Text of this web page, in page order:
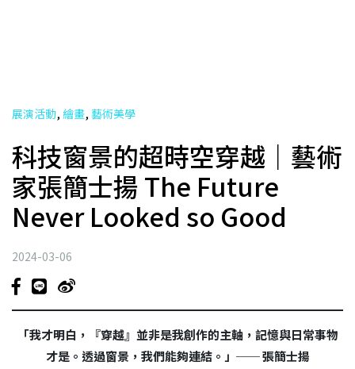
展演活動, 繪畫, 藝術美學
科技窗景的超時空穿越｜藝術
家張簡士揚 The Future
Never Looked so Good
2024-03-06
「我才明白，『穿越』並非是我創作的主軸，記憶與日常事物
才是。透過窗景，我們能夠連結。」── 張簡士揚